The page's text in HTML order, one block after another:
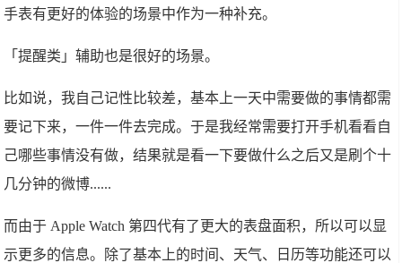
手表有更好的体验的场景中作为一种补充。
「提醒类」辅助也是很好的场景。
比如说，我自己记性比较差，基本上一天中需要做的事情都需
要记下来，一件一件去完成。于是我经常需要打开手机看看自
己哪些事情没有做，结果就是看一下要做什么之后又是刷个十
几分钟的微博......
而由于 Apple Watch 第四代有了更大的表盘面积，所以可以显
示更多的信息。除了基本上的时间、天气、日历等功能还可以